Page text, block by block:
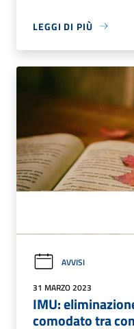
LEGGI DI PIÙ
AVVISI
31 MARZO 2023
IMU:
comodato tra